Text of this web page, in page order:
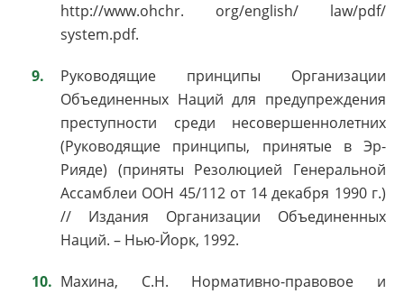
http://www.ohchr. org/english/ law/pdf/
system.pdf.
Руководящие принципы Организации
Объединенных Наций для предупреждения
преступности среди несовершеннолетних
(Руководящие принципы, принятые в Эр-
Рияде) (приняты Резолюцией Генеральной
Ассамблеи ООН 45/112 от 14 декабря 1990 г.)
// Издания Организации Объединенных
Наций. – Нью-Йорк, 1992.
Махина, С.Н. Нормативно-правовое и